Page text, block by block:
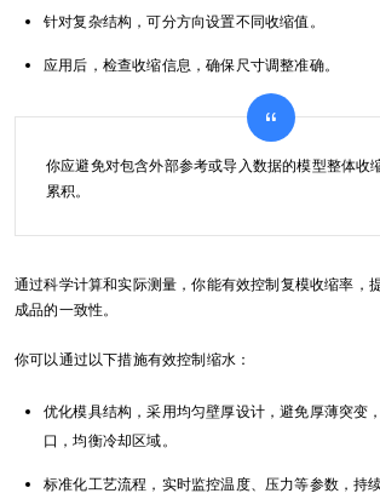
针对复杂结构，可分方向设置不同收缩值。
应用后，检查收缩信息，确保尺寸调整准确。
你应避免对包含外部参考或导入数据的模型整体收
累积。
通过科学计算和实际测量，你能有效控制复模收缩率，
成品的一致性。
你可以通过以下措施有效控制缩水：
优化模具结构，采用均匀壁厚设计，避免厚薄突变
口，均衡冷却区域。
标准化工艺流程，实时监控温度、压力等参数，持